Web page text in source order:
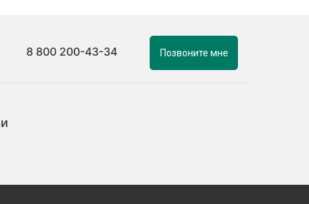
8 800 200-43-34 Позвоните мне